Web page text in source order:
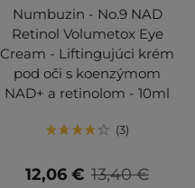
Numbuzin - No.9 NAD
Retinol Volumetox Eye
Cream - Liftingujúci krém
pod oči s koenzýmom
NAD+ a retinolom - 10ml
3
13,40 €
12,06 €